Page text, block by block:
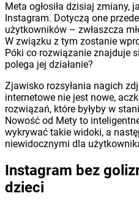
Meta ogłosiła dzisiaj zmiany,
Instagram. Dotyczą one
użytkowników – zwłaszcza
W związku z tym zostanie
Póki co rozwiązanie znajduje
polega jej działanie?
Zjawisko rozsyłania nagich
internetowe nie jest nowe,
rozwiązań, które byłyby w
Nowość od Mety to
wykrywać takie widoki, a
niewidocznymi dla
Instagram bez
dzieci